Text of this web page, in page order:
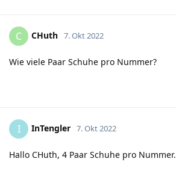
C CHuth 7. Okt 2022
Wie viele Paar Schuhe pro Nummer?
I InTengler 7. Okt 2022
Hallo CHuth, 4 Paar Schuhe pro Nummer.